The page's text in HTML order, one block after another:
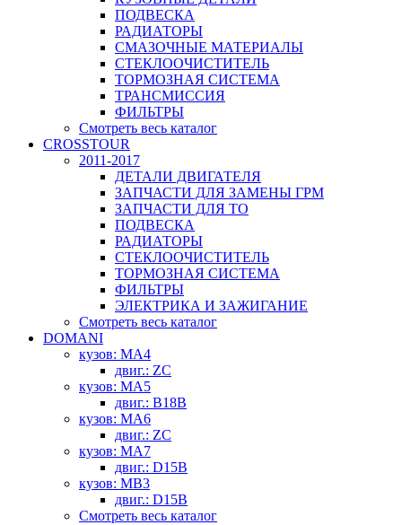
ПОДВЕСКА
РАДИАТОРЫ
СМАЗОЧНЫЕ МАТЕРИАЛЫ
СТЕКЛООЧИСТИТЕЛЬ
ТОРМОЗНАЯ СИСТЕМА
ТРАНСМИССИЯ
ФИЛЬТРЫ
Смотреть весь каталог
CROSSTOUR
2011-2017
ДЕТАЛИ ДВИГАТЕЛЯ
ЗАПЧАСТИ ДЛЯ ЗАМЕНЫ ГРМ
ЗАПЧАСТИ ДЛЯ ТО
ПОДВЕСКА
РАДИАТОРЫ
СТЕКЛООЧИСТИТЕЛЬ
ТОРМОЗНАЯ СИСТЕМА
ФИЛЬТРЫ
ЭЛЕКТРИКА И ЗАЖИГАНИЕ
Смотреть весь каталог
DOMANI
кузов: MA4
двиг.: ZC
кузов: MA5
двиг.: B18B
кузов: MA6
двиг.: ZC
кузов: MA7
двиг.: D15B
кузов: MB3
двиг.: D15B
Смотреть весь каталог